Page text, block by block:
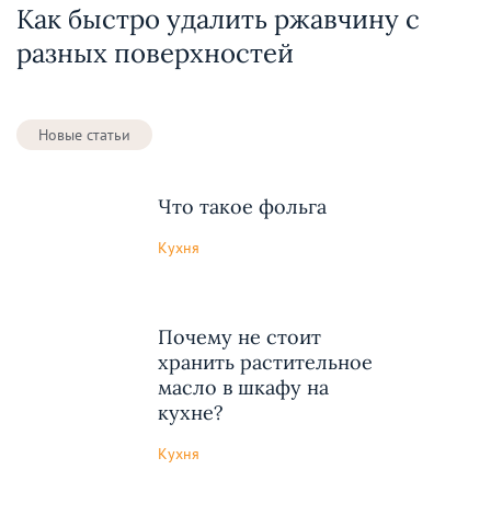
Как быстро удалить ржавчину с
разных поверхностей
Новые статьи
Что такое фольга
Кухня
Почему не стоит
хранить растительное
масло в шкафу на
кухне?
Кухня